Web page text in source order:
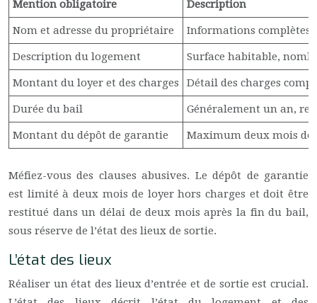
Mention obligatoire Description
Nom et adresse du propriétaire Informations complètes
Description du logement Surface habitable,
Montant du loyer et des charges Détail des charges
Durée du bail Généralement un an,
Montant du dépôt de garantie Maximum deux mois de
Méfiez-vous des clauses abusives. Le dépôt de garantie
est limité à deux mois de loyer hors charges et doit être
restitué dans un délai de deux mois après la fin du bail,
sous réserve de l’état des lieux de sortie.
L’état des lieux
Réaliser un état des lieux d’entrée et de sortie est crucial.